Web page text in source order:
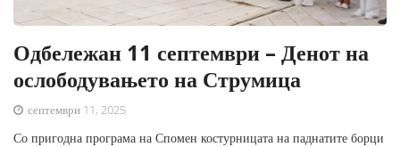
Одбележан 11 септември – Денот на
ослободувањето на Струмица
септември 11, 2025
Со пригодна програма на Спомен костурницата на паднатите борци